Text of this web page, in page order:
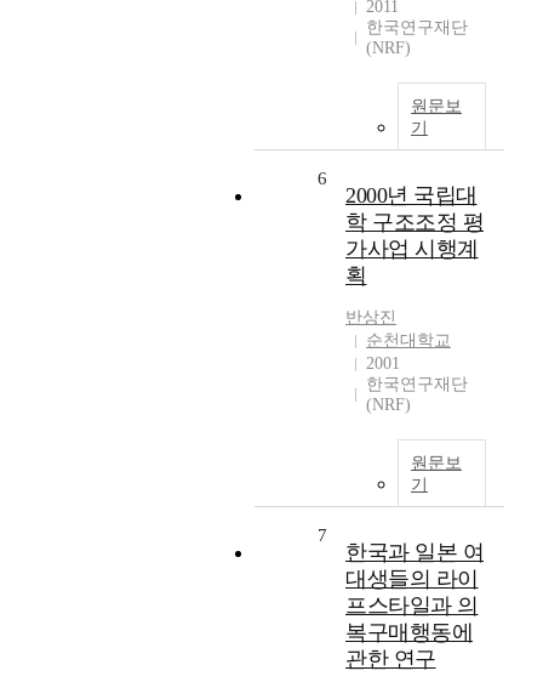
2011
한국연구재단
(NRF)
원문보
기
6
2000년 국립대
학 구조조정 평
가사업 시행계
획
반상진
순천대학교
2001
한국연구재단
(NRF)
원문보
기
7
한국과 일본 여
대생들의 라이
프스타일과 의
복구매행동에
관한 연구